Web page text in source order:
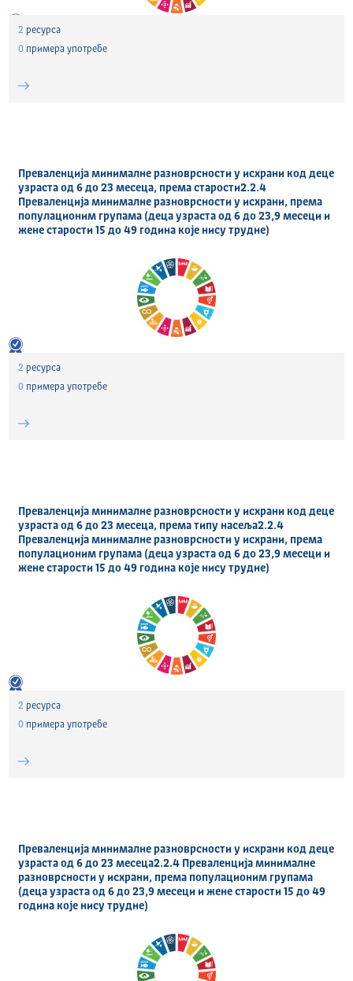
2 ресурса
0 примера употребе
Преваленција минималне разноврсности у исхрани код деце
узраста од 6 до 23 месеца, према старости2.2.4
Преваленција минималне разноврсности у исхрани, према
популационим групама (деца узраста од 6 до 23,9 месеци и
жене старости 15 до 49 година које нису трудне)
2 ресурса
0 примера употребе
Преваленција минималне разноврсности у исхрани код деце
узраста од 6 до 23 месеца, према типу насеља2.2.4
Преваленција минималне разноврсности у исхрани, према
популационим групама (деца узраста од 6 до 23,9 месеци и
жене старости 15 до 49 година које нису трудне)
2 ресурса
0 примера употребе
Преваленција минималне разноврсности у исхрани код деце
узраста од 6 до 23 месеца2.2.4 Преваленција минималне
разноврсности у исхрани, према популационим групама
(деца узраста од 6 до 23,9 месеци и жене старости 15 до 49
година које нису трудне)